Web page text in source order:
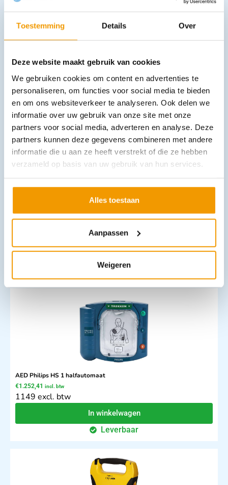
Toestemming Details Over
Deze website maakt gebruik van cookies
We gebruiken cookies om content en advertenties te
personaliseren, om functies voor social media te bieden
en om ons websiteverkeer te analyseren. Ook delen we
informatie over uw gebruik van onze site met onze
partners voor social media, adverteren en analyse. Deze
partners kunnen deze gegevens combineren met andere
informatie die u aan ze heeft verstrekt of die ze hebben
verzameld op basis van uw gebruik van hun services.
Alles toestaan
Aanpassen
Weigeren
€1.851,91 incl. btw
1699 excl. btw
In winkelwagen
Leverbaar
AED Philips FRX halfautomaat
In winkelwagen
Leverbaar
AED Philips HS 1 halfautomaat
€1.252,41 incl. btw
1149 excl. btw
In winkelwagen
Leverbaar